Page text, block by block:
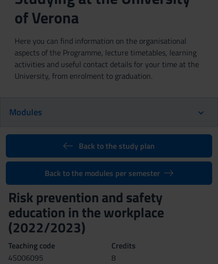
of Verona
Here you can find information on the organisational
aspects of the Programme, lecture timetables, learning
activities and useful contact details for your time at the
University, from enrolment to graduation.
Modules
Back to the study plan
Back to the modules per semester
Risk prevention and safety
education in the workplace
(2022/2023)
Teaching code
4S006095
Credits
8